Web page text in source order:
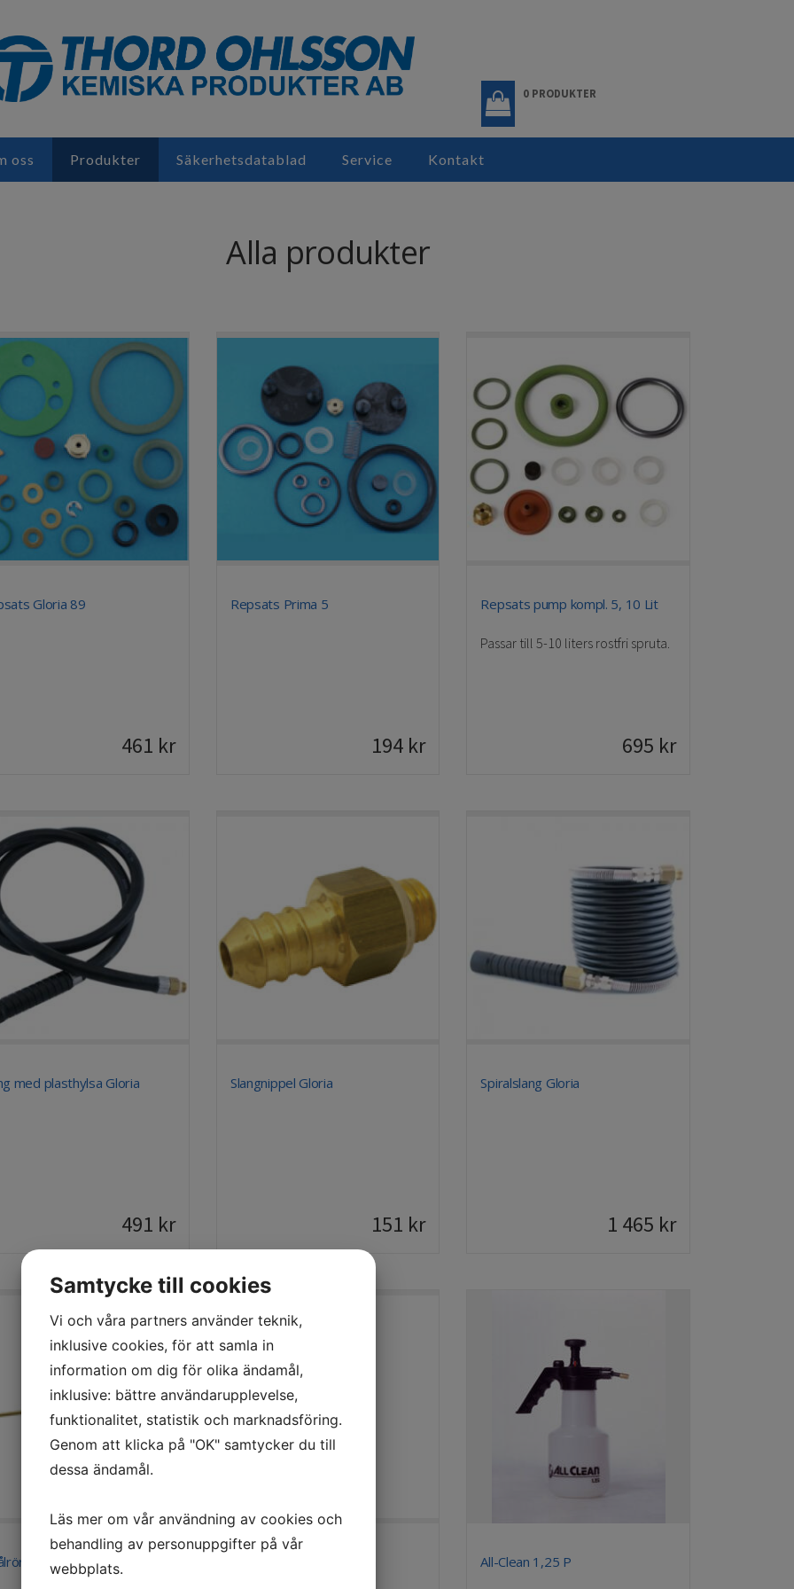
oss Produkter Säkerhetsdatablad Service Kontakt
0 PRODUKTER
Alla produkter
Gloria 89
461 kr
Repsats Prima 5
194 kr
Repsats pump kompl. 5, 10 Lit
Passar till 5-10 liters rostfri spruta.
695 kr
med plasthylsa Gloria
491 kr
Slangnippel Gloria
151 kr
Spiralslang Gloria
1 465 kr
Gloria 500 mm All-Clean 1,25 P
Samtycke till cookies
Vi och våra partners använder teknik,
inklusive cookies, för att samla in
information om dig för olika ändamål,
inklusive: bättre användarupplevelse,
funktionalitet, statistik och marknadsföring.
Genom att klicka på "OK" samtycker du till
dessa ändamål.
Läs mer om vår användning av cookies och
behandling av personuppgifter på vår
webbplats.